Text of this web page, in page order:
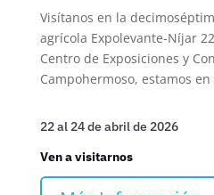
Visítanos en la
agrícola Expolevante-Níjar
Centro de Exposiciones y
Campohermoso, estamos
22 al 24 de abril de 2026
Ven a visitarnos